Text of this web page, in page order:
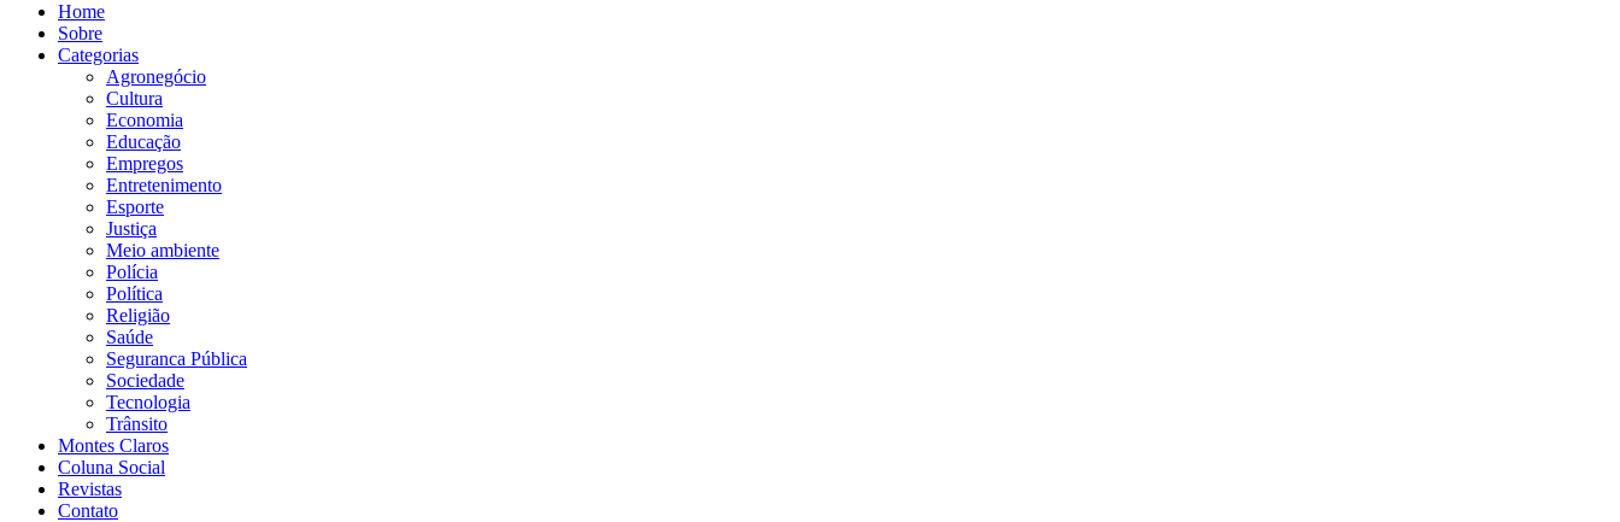
Home
Sobre
Categorias
Agronegócio
Cultura
Economia
Educação
Empregos
Entretenimento
Esporte
Justiça
Meio ambiente
Polícia
Política
Religião
Saúde
Seguranca Pública
Sociedade
Tecnologia
Trânsito
Montes Claros
Coluna Social
Revistas
Contato